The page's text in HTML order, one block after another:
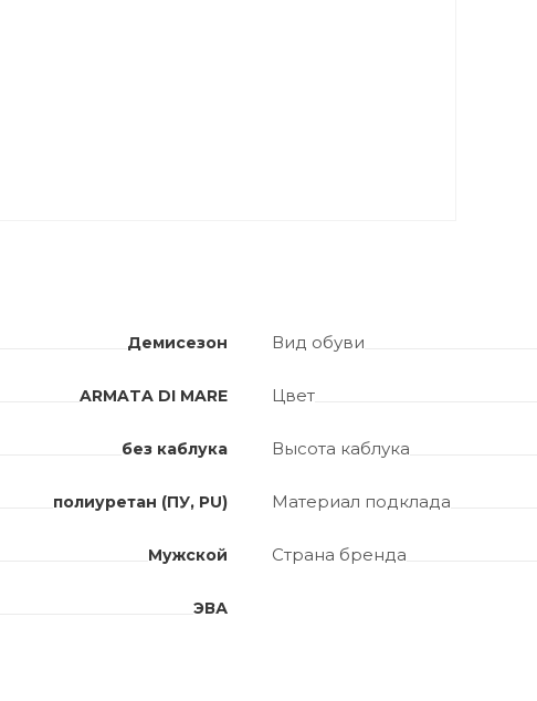
Демисезон Вид обуви
ARMATA DI MARE Цвет
без каблука Высота каблука
полиуретан (ПУ, PU) Материал подклада
Мужской Страна бренда
ЭВА